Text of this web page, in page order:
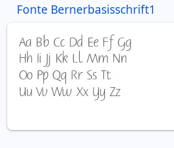
Fonte Bernerbasisschrift1